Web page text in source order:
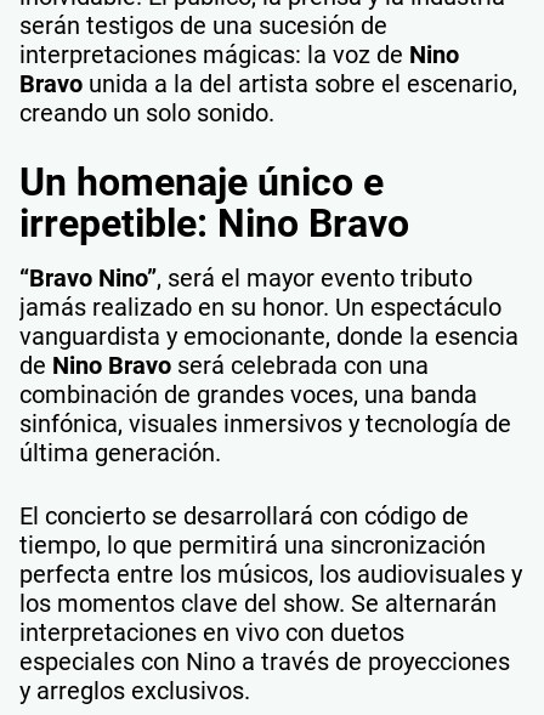
serán testigos de una sucesión de
interpretaciones mágicas: la voz de Nino
Bravo unida a la del artista sobre el escenario,
creando un solo sonido.
Un homenaje único e
irrepetible: Nino Bravo
“Bravo Nino”, será el mayor evento tributo
jamás realizado en su honor. Un espectáculo
vanguardista y emocionante, donde la esencia
de Nino Bravo será celebrada con una
combinación de grandes voces, una banda
sinfónica, visuales inmersivos y tecnología de
última generación.
El concierto se desarrollará con código de
tiempo, lo que permitirá una sincronización
perfecta entre los músicos, los audiovisuales y
los momentos clave del show. Se alternarán
interpretaciones en vivo con duetos
especiales con Nino a través de proyecciones
y arreglos exclusivos.